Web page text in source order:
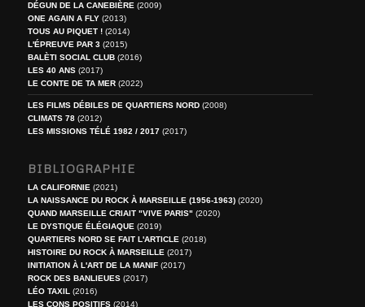
DÉGUN DE LA CANEBIÈRE (2009)
ONE AGAIN A FLY(2013)
TOUS AU PIQUET !(2014)
L'ÉPREUVE PAR 3(2015)
BALÈTI SOCIAL CLUB(2016)
LES 40 ANS(2017)
LE CONTE DE TA MER(2022)
LES FILMS DÉBILES DE QUARTIERS NORD(2008)
CLIMATS 78(2012)
LES MISSIONS TÉLÉ 1982 / 2017(2017)
BIBLIOGRAPHIE
LA CALIFORNIE (2021)
LA NAISSANCE DU ROCK À MARSEILLE (1956-1963)(2020)
QUAND MARSEILLE CRIAIT "VIVE PARIS" (2020)
LE DYSTIQUE ÉLÉGIAQUE (2019)
QUARTIERS NORD SE FAIT L'ARTICLE (2018)
HISTOIRE DU ROCK À MARSEILLE (2017)
INITIATION À L'ART DE LA MANIF(2017)
ROCK DES BANLIEUES(2017)
LÉO TAXIL (2016)
LES CONS POSITIFS(2014)